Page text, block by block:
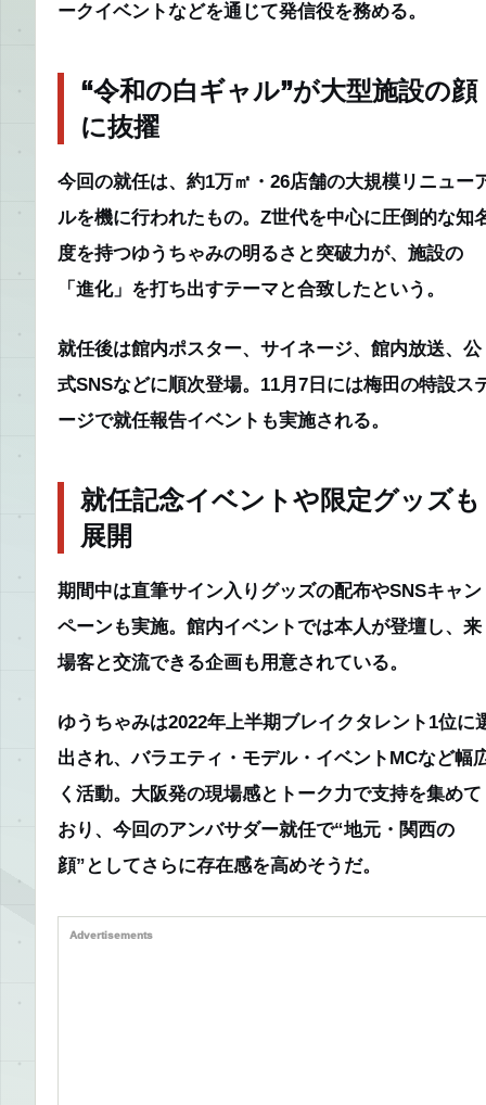
ークイベントなどを通じて発信役を務める。
“令和の白ギャル”が大型施設の顔
に抜擢
今回の就任は、約1万㎡・26店舗の大規模リニュー
ルを機に行われたもの。Z世代を中心に圧倒的な知
度を持つゆうちゃみの明るさと突破力が、施設の
「進化」を打ち出すテーマと合致したという。
就任後は館内ポスター、サイネージ、館内放送、公
式SNSなどに順次登場。11月7日には梅田の特設ス
ージで就任報告イベントも実施される。
就任記念イベントや限定グッズも
展開
期間中は直筆サイン入りグッズの配布やSNSキャン
ペーンも実施。館内イベントでは本人が登壇し、来
場客と交流できる企画も用意されている。
ゆうちゃみは2022年上半期ブレイクタレント1位に
出され、バラエティ・モデル・イベントMCなど幅
く活動。大阪発の現場感とトーク力で支持を集めて
おり、今回のアンバサダー就任で“地元・関西の
顔”としてさらに存在感を高めそうだ。
Advertisements